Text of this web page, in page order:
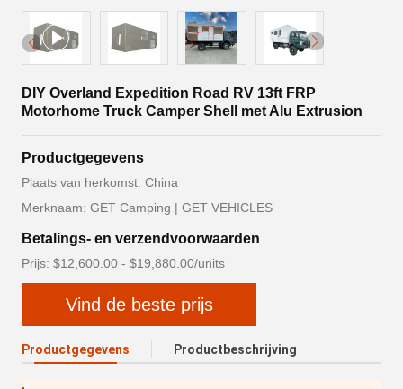
DIY Overland Expedition Road RV 13ft FRP
Motorhome Truck Camper Shell met Alu Extrusion
Productgegevens
Plaats van herkomst: China
Merknaam: GET Camping | GET VEHICLES
Betalings- en verzendvoorwaarden
Prijs: $12,600.00 - $19,880.00/units
Vind de beste prijs
Productgegevens Productbeschrijving